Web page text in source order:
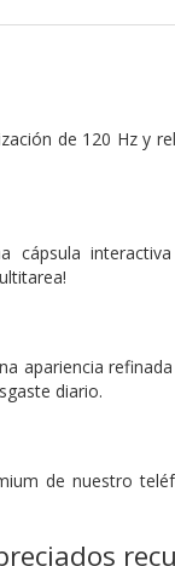
de 120 Hz y
apariencia
diario.
de nuestro